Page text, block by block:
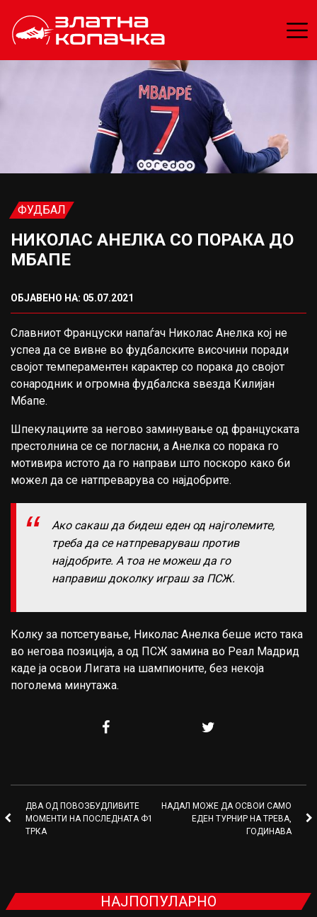
ФУДБАЛ
НИКОЛАС АНЕЛКА СО ПОРАКА ДО
МБАПЕ
ОБЈАВЕНО НА: 05.07.2021
Славниот Француски напаѓач Николас Анелка кој не
успеа да се вивне во фудбалските височини поради
својот темпераментен карактер со порака до својот
сонародник и огромна фудбалска ѕвезда Килијан
Мбапе.
Шпекулациите за негово заминување од француската
престолнина се се погласни, а Анелка со порака го
мотивира истото да го направи што поскоро како би
можел да се натпреварува со најдобрите.
Ако сакаш да бидеш еден од најголемите,
треба да се натпреваруваш против
најдобрите. А тоа не можеш да го
направиш доколку играш за ПСЖ.
Колку за потсетување, Николас Анелка беше исто така
во негова позиција, а од ПСЖ замина во Реал Мадрид
каде ја освои Лигата на шампионите, без некоја
поголема минутажа.
ДВА ОД ПОВОЗБУДЛИВИТЕ
МОМЕНТИ НА ПОСЛЕДНАТА Ф1
ТРКА
НАДАЛ МОЖЕ ДА ОСВОИ САМО
ЕДЕН ТУРНИР НА ТРЕВА,
ГОДИНАВА
НАЈПОПУЛАРНО